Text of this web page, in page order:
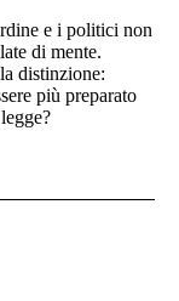
e i politici non
di mente.
distinzione:
più preparato